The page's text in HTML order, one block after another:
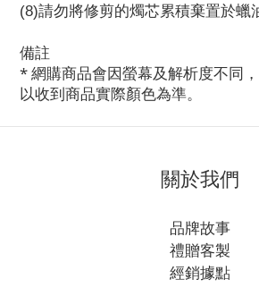
(8)請勿將修剪的燭芯累積棄置於蠟
備註
* 網購商品會因螢幕及解析度不同
以收到商品實際顏色為準。
關於我們
品牌故事
禮贈客製
經銷據點